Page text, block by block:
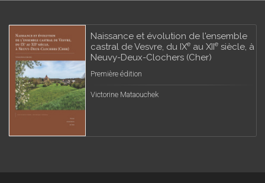
Naissance et évolution de l'ensemble
castral de Vesvre, du IXe au XIIe siècle, à
Neuvy-Deux-Clochers (Cher)
Première édition
Victorine Mataouchek